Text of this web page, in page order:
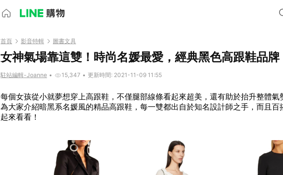
首頁 影音特輯 圖書文具
女神氣場靠這雙！時尚名媛最愛，經典黑色高跟鞋品牌
駐站編輯-Joanne • 15,347 • 更新時間: 2021-11-09 11:55
每個女孩從小就夢想穿上高跟鞋，不僅腿部線條看起來超美，還有助於抬升整體氣
為大家介紹暗黑系名媛風的精品高跟鞋，每一雙都出自於知名設計師之手，而且百
起來看看！